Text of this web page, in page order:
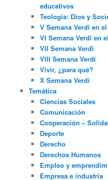
educativos
Teología: Dios y
V Semana Verdi en
VI Semana Verdi en
VII Semana Verdi
VIII Semana Verdi
Vivir, ¿para qué?
X Semana Verdi
Temática
Ciencias Sociales
Comunicación
Cooperación –
Deporte
Derecho
Derechos Humanos
Empleo y
Empresa e industria